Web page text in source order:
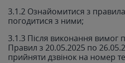
3.1.2 Ознайомитися з
погодитися з ними;
3.1.3 Після виконання вимог
Правил з 20.05.2025 по
прийняти дзвінок на номер